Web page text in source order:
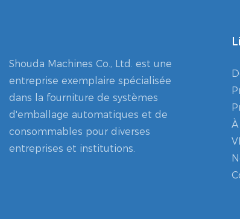
Shouda Machines Co., Ltd. est une
entreprise exemplaire spécialisée
dans la fourniture de systèmes
d'emballage automatiques et de
consommables pour diverses
entreprises et institutions.